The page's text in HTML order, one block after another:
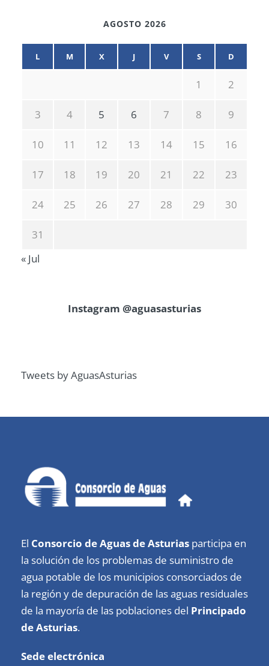
AGOSTO 2026
L M X J V S D
1 2
3 4 5 6 7 8 9
10 11 12 13 14 15 16
17 18 19 20 21 22 23
24 25 26 27 28 29 30
31
« Jul
Instagram @aguasasturias
Tweets by AguasAsturias
El Consorcio de Aguas de Asturias participa en
la solución de los problemas de suministro de
agua potable de los municipios consorciados de
la región y de depuración de las aguas residuales
de la mayoría de las poblaciones del Principado
de Asturias.
Sede electrónica